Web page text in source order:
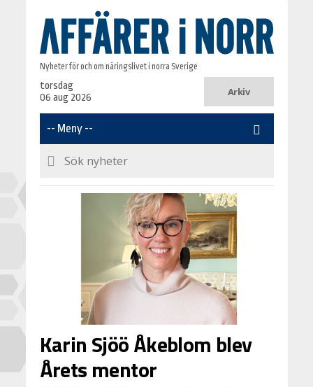
Nyheter för och om näringslivet i norra Sverige
torsdag
06 aug 2026
Arkiv
Karin Sjöö Åkeblom blev
Årets mentor